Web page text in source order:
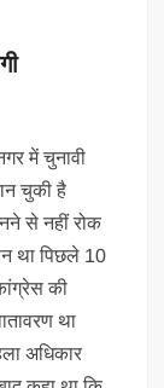
में चुनावी
चुकी है
से नहीं रोक
था पिछले 10
की
था
अधिकार